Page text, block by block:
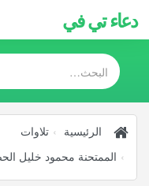
دعاء تي في
الرئيسية
تلاوات
الممتحنة محمود خليل